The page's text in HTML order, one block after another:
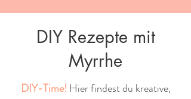
DIY Rezepte mit
Myrrhe
DIY-Time! Hier findest du kreative,